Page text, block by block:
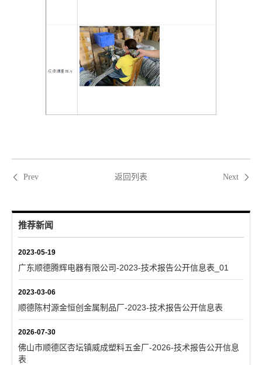
Prev 返回列表 Next
推荐新闻
2023-05-19
广东顺德腾辉电器有限公司-2023-技术报告公开信息表_01
2023-03-06
顺德陈村源金恒创金属制品厂-2023-技术报告公开信息表
2026-07-30
佛山市顺德区杏坛镇威成塑料五金厂-2026-技术报告公开信息
表